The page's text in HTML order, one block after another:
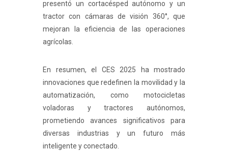
presentó un cortacésped autónomo y un
tractor con cámaras de visión 360°, que
mejoran la eficiencia de las operaciones
agrícolas.
En resumen, el CES 2025 ha mostrado
innovaciones que redefinen la movilidad y la
automatización, como motocicletas
voladoras y tractores autónomos,
prometiendo avances significativos para
diversas industrias y un futuro más
inteligente y conectado.